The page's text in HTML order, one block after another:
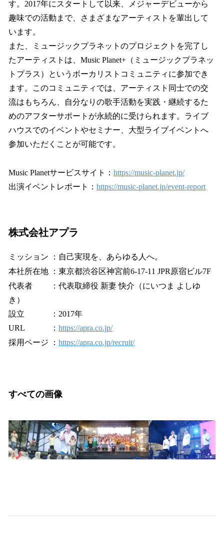
す。2017年にスタートして以来、メジャーデビューから
趣味での活動まで、さまざまなアーティストを輩出して
います。
また、ミュージックプラネットのプロジェクトを完了し
たアーティストは、Music Planet+（ミュージックプラネッ
トプラス）というボーカリストコミュニティに参加でき
ます。このコミュニティでは、アーティスト同士での交
流はもちろん、自分なりの歌手活動を実践・継続するた
めのアフターサポートが永続的に受けられます。ライブ
ハウスでのイベントやセミナー、大型ライブイベントへ
参加いただくことが可能です。
Music Planetサービスサイト： https://music-planet.jp/
出演イベントレポート： https://music-planet.jp/event-report
株式会社アプラ
ミッション ：自己実現を、あらゆる人へ。
本社所在地 ：東京都渋谷区神宮前6-17-11 JPR原宿ビル7F
代表者 ：代表取締役 新妻 快介（にいつま よしゆ
き）
設立 ：2017年
URL ： https://apra.co.jp/
採用ページ ： https://apra.co.jp/recruit/
すべての画像